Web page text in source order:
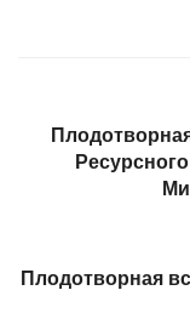
Плодотворная